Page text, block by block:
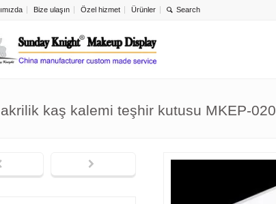
Bize ulaşın Özel hizmet Ürünler
kaş kalemi teşhir kutusu MKEP-020